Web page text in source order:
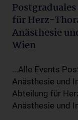
für Herz-
Anästhesie
Wien
...Alle Events
Anästhesie und
Abteilung für
Anästhesie und